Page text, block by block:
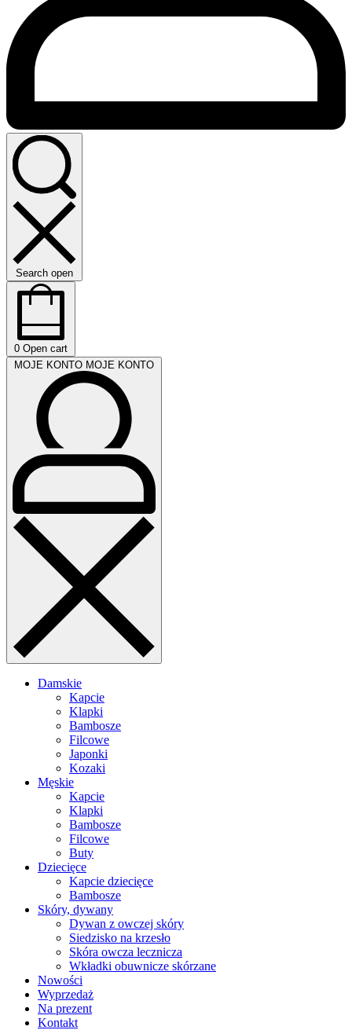
Search open
0 Open cart
MOJE KONTO MOJE KONTO
Damskie
Kapcie
Klapki
Bambosze
Filcowe
Japonki
Kozaki
Męskie
Kapcie
Klapki
Bambosze
Filcowe
Buty
Dziecięce
Kapcie dziecięce
Bambosze
Skóry, dywany
Dywan z owczej skóry
Siedzisko na krzesło
Skóra owcza lecznicza
Wkładki obuwnicze skórzane
Nowości
Wyprzedaż
Na prezent
Kontakt